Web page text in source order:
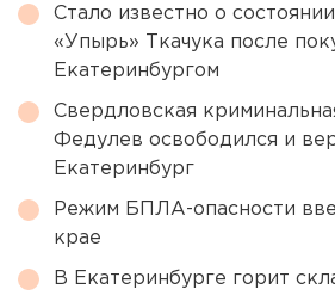
Стало известно о
«Упырь» Ткачука после
Екатеринбургом
Свердловская
Федулев освободился и
Екатеринбург
Режим БПЛА-опасности
крае
В Екатеринбурге горит